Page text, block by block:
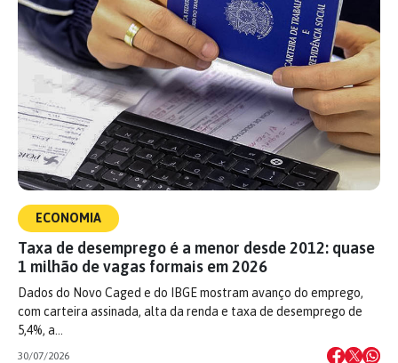
ECONOMIA
Taxa de desemprego é a menor desde 2012: quase
1 milhão de vagas formais em 2026
Dados do Novo Caged e do IBGE mostram avanço do emprego,
com carteira assinada, alta da renda e taxa de desemprego de
5,4%, a…
30/07/2026